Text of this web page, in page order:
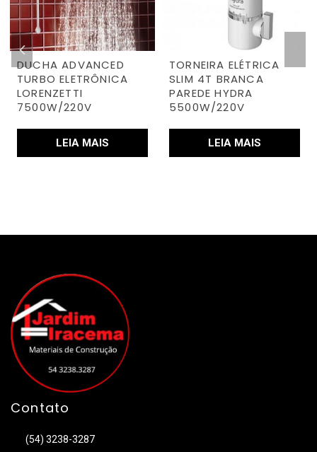
DUCHA ADVANCED
TURBO ELETRÔNICA
LORENZETTI
7500W/220V
LEIA MAIS
TORNEIRA ELÉTRICA
SLIM 4T BRANCA
PAREDE HYDRA
5500W/220V
LEIA MAIS
Contato
(54) 3238-3287